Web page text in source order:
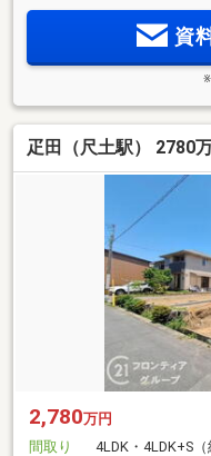
資
疋田（尺土駅） 2780
2,780万円
間取り
4LDK・4LDK+S